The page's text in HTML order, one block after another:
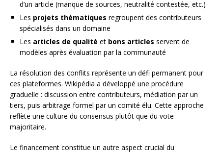
d’un article (manque de sources, neutralité contestée, etc.)
Les projets thématiques regroupent des contributeurs
spécialisés dans un domaine
Les articles de qualité et bons articles servent de
modèles après évaluation par la communauté
La résolution des conflits représente un défi permanent pour
ces plateformes. Wikipédia a développé une procédure
graduelle : discussion entre contributeurs, médiation par un
tiers, puis arbitrage formel par un comité élu. Cette approche
reflète une culture du consensus plutôt que du vote
majoritaire.
Le financement constitue un autre aspect crucial du